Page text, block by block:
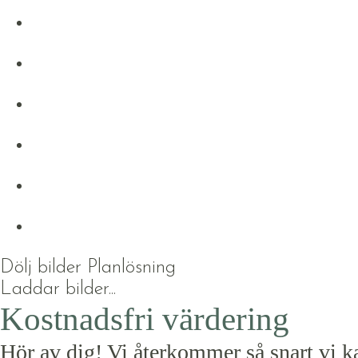
Dölj bilder Planlösning
Laddar bilder...
Kostnadsfri värdering
Hör av dig! Vi återkommer så snart vi